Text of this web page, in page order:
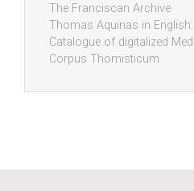
The Franciscan Archive
Thomas Aquinas in
Catalogue of digitalized
Corpus Thomisticum